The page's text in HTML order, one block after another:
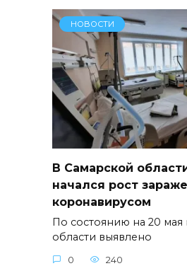
НОВОСТИ
В Самарской
начался рост
коронавирусом
По состоянию на 20 мая
области выявлено
0 240